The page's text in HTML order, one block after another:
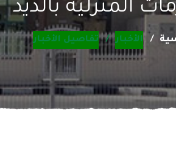
المنزلية بالذيد
الأخبار تفاصيل الأخبار